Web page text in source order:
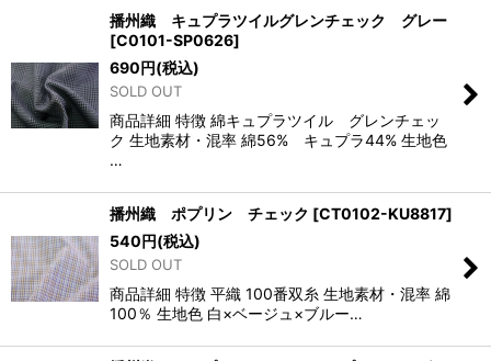
播州織 キュプラツイルグレンチェック グレー
[C0101-SP0626]
690円(税込)
SOLD OUT
商品詳細 特徴 綿キュプラツイル グレンチェッ
ク 生地素材・混率 綿56% キュプラ44% 生地色
…
播州織 ポプリン チェック [CT0102-KU8817]
540円(税込)
SOLD OUT
商品詳細 特徴 平織 100番双糸 生地素材・混率 綿
100％ 生地色 白×ベージュ×ブルー…